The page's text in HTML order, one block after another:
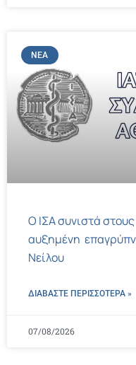
ΝΈΑ
Ο ΙΣΑ συνιστά
αυξημένη
Νείλου
ΔΙΑΒΑΣΤΕ ΠΕΡΙΣΣΌΤΕΡΑ »
07/08/2026